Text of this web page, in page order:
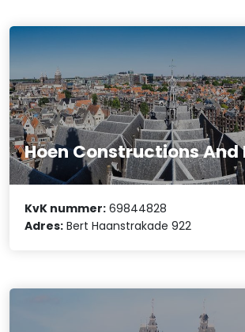
Hoen Constructions And
KvK nummer: 69844828
Adres: Bert Haanstrakade 922